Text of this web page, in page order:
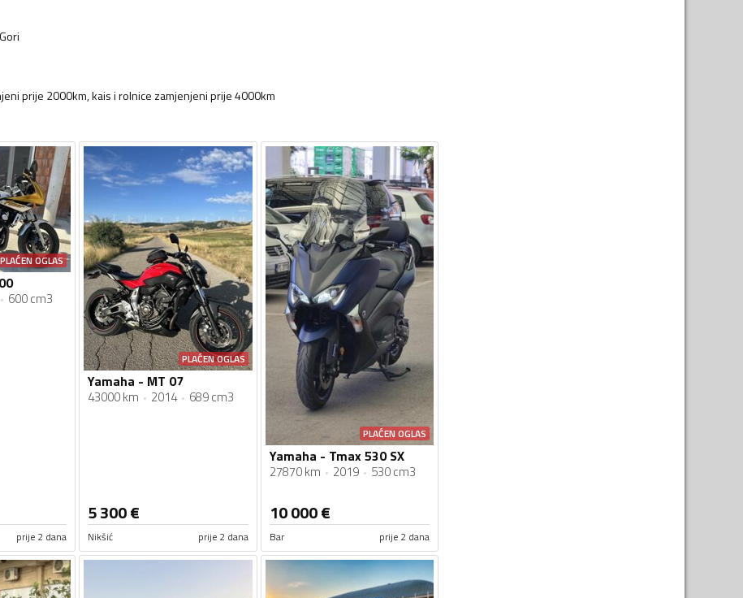
prije 2000km, kais i rolnice zamjenjeni prije 4000km
PLAĆEN OGLAS
600 cm3
prije 2 dana
PLAĆEN OGLAS
Yamaha - MT 07
43000 km 2014 689 cm3
5 300€
Nikšić prije 2 dana
PLAĆEN OGLAS
Yamaha - Tmax 530 SX
27870 km 2019 530 cm3
10 000€
Bar prije 2 dana